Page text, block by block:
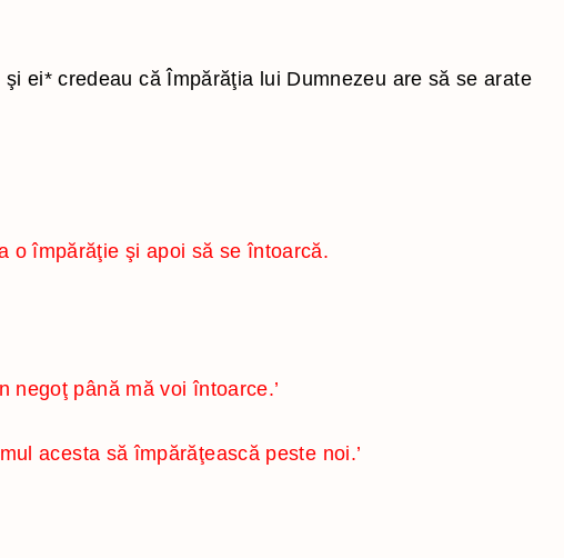
şi ei*credeau că Împărăţia lui Dumnezeu are să se arate
o împărăţie şi apoi să se întoarcă.
negoţ până mă voi întoarce.’
acesta să împărăţească peste noi.’